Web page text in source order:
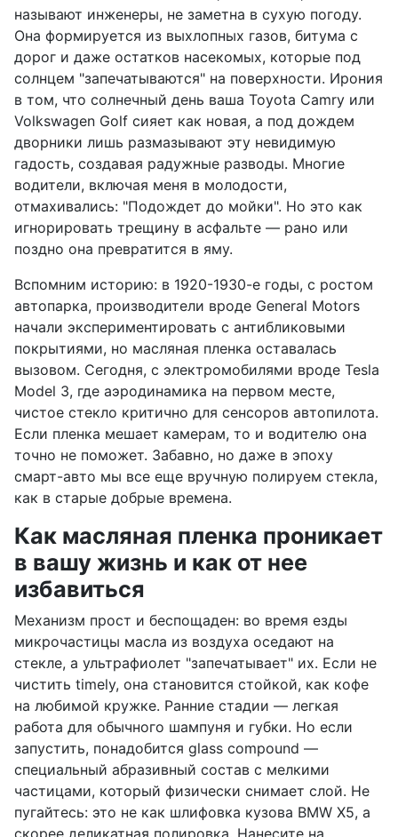
называют инженеры, не заметна в сухую погоду.
Она формируется из выхлопных газов, битума с
дорог и даже остатков насекомых, которые под
солнцем "запечатываются" на поверхности. Ирония
в том, что солнечный день ваша Toyota Camry или
Volkswagen Golf сияет как новая, а под дождем
дворники лишь размазывают эту невидимую
гадость, создавая радужные разводы. Многие
водители, включая меня в молодости,
отмахивались: "Подождет до мойки". Но это как
игнорировать трещину в асфальте — рано или
поздно она превратится в яму.
Вспомним историю: в 1920-1930-е годы, с ростом
автопарка, производители вроде General Motors
начали экспериментировать с антибликовыми
покрытиями, но масляная пленка оставалась
вызовом. Сегодня, с электромобилями вроде Tesla
Model 3, где аэродинамика на первом месте,
чистое стекло критично для сенсоров автопилота.
Если пленка мешает камерам, то и водителю она
точно не поможет. Забавно, но даже в эпоху
смарт-авто мы все еще вручную полируем стекла,
как в старые добрые времена.
Как масляная пленка проникает
в вашу жизнь и как от нее
избавиться
Механизм прост и беспощаден: во время езды
микрочастицы масла из воздуха оседают на
стекле, а ультрафиолет "запечатывает" их. Если не
чистить timely, она становится стойкой, как кофе
на любимой кружке. Ранние стадии — легкая
работа для обычного шампуня и губки. Но если
запустить, понадобится glass compound —
специальный абразивный состав с мелкими
частицами, который физически снимает слой. Не
пугайтесь: это не как шлифовка кузова BMW X5, а
скорее деликатная полировка. Нанесите на